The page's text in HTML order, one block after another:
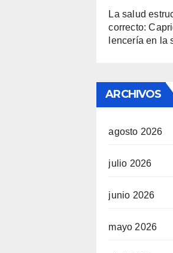
La salud
correcto:
lencería en la
ARCHIVOS
agosto 2026
julio 2026
junio 2026
mayo 2026